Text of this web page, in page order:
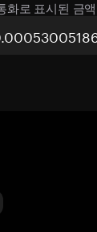
화로 표시된 금액